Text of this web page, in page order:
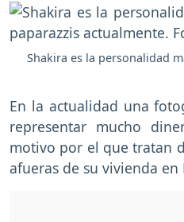
Shakira es la personalidad
En la actualidad una
representar mucho
motivo por el que tratan
afueras de su vivienda en